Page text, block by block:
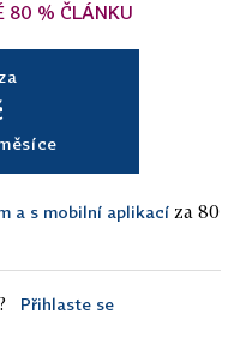
80 % ČLÁNKU
a s mobilní aplikací za 80
Přihlaste se